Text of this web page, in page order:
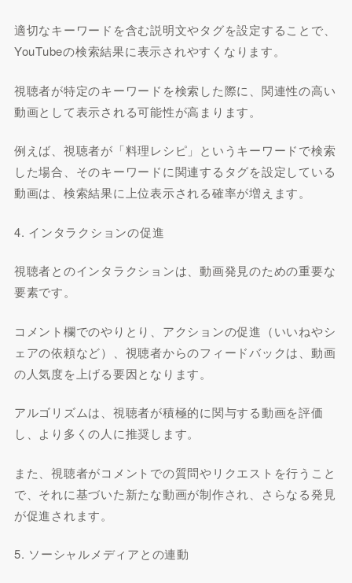
適切なキーワードを含む説明文やタグを設定することで、
YouTubeの検索結果に表示されやすくなります。
視聴者が特定のキーワードを検索した際に、関連性の高い
動画として表示される可能性が高まります。
例えば、視聴者が「料理レシピ」というキーワードで検索
した場合、そのキーワードに関連するタグを設定している
動画は、検索結果に上位表示される確率が増えます。
4. インタラクションの促進
視聴者とのインタラクションは、動画発見のための重要な
要素です。
コメント欄でのやりとり、アクションの促進（いいねやシ
ェアの依頼など）、視聴者からのフィードバックは、動画
の人気度を上げる要因となります。
アルゴリズムは、視聴者が積極的に関与する動画を評価
し、より多くの人に推奨します。
また、視聴者がコメントでの質問やリクエストを行うこと
で、それに基づいた新たな動画が制作され、さらなる発見
が促進されます。
5. ソーシャルメディアとの連動